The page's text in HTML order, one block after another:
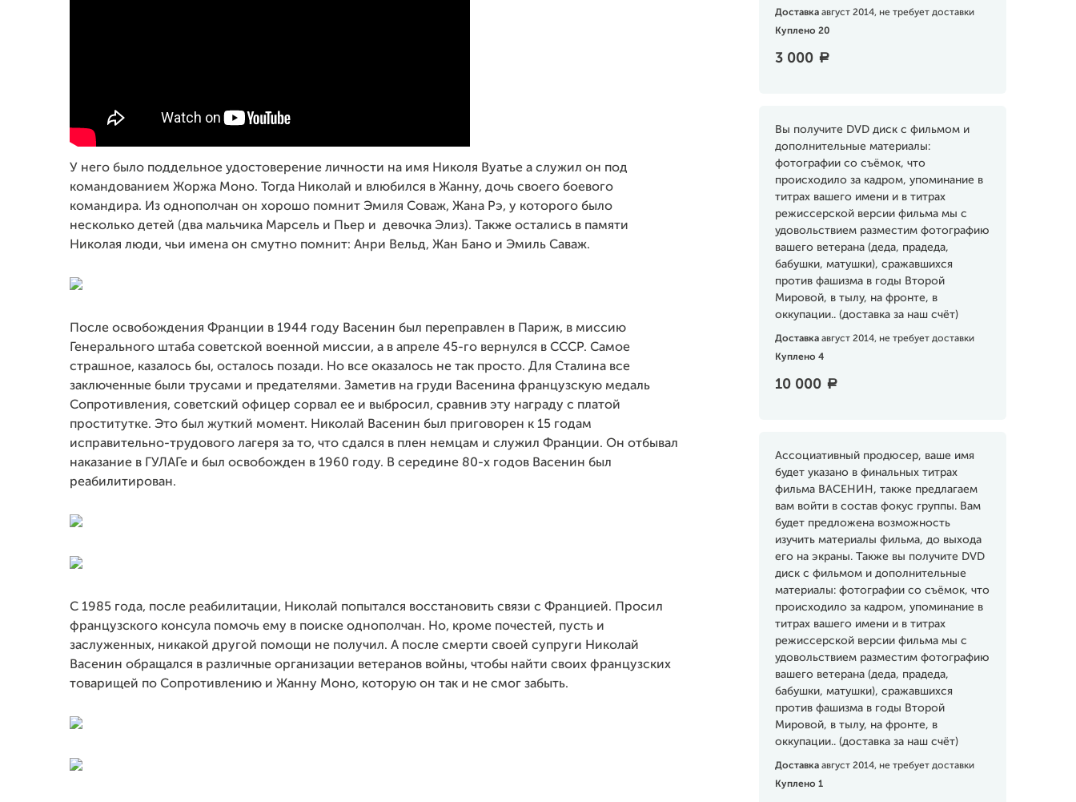
Доставка август 2014, не требует доставки
Куплено 20
3 000 a
Вы получите DVD диск с фильмом и
дополнительные материалы:
фотографии со съёмок, что
происходило за кадром, упоминание в
титрах вашего имени и в титрах
режиссерской версии фильма мы с
удовольствием разместим фотографию
вашего ветерана (деда, прадеда,
бабушки, матушки), сражавшихся
против фашизма в годы Второй
Мировой, в тылу, на фронте, в
оккупации.. (доставка за наш счёт)
Доставка август 2014, не требует доставки
Куплено 4
10 000 a
Ассоциативный продюсер, ваше имя
будет указано в финальных титрах
фильма ВАСЕНИН, также предлагаем
вам войти в состав фокус группы. Вам
будет предложена возможность
изучить материалы фильма, до выхода
его на экраны. Также вы получите DVD
диск с фильмом и дополнительные
материалы: фотографии со съёмок, что
происходило за кадром, упоминание в
титрах вашего имени и в титрах
режиссерской версии фильма мы с
удовольствием разместим фотографию
вашего ветерана (деда, прадеда,
бабушки, матушки), сражавшихся
против фашизма в годы Второй
Мировой, в тылу, на фронте, в
оккупации.. (доставка за наш счёт)
Доставка август 2014, не требует доставки
Куплено 1
У него было поддельное удостоверение личности на имя Николя Вуатье а служил он под
командованием Жоржа Моно. Тогда Николай и влюбился в Жанну, дочь своего боевого
командира. Из однополчан он хорошо помнит Эмиля Соваж, Жана Рэ, у которого было
несколько детей (два мальчика Марсель и Пьер и девочка Элиз). Также остались в памяти
Николая люди, чьи имена он смутно помнит: Анри Вельд, Жан Бано и Эмиль Саваж.
После освобождения Франции в 1944 году Васенин был переправлен в Париж, в миссию
Генерального штаба советской военной миссии, а в апреле 45-го вернулся в СССР. Самое
страшное, казалось бы, осталось позади. Но все оказалось не так просто. Для Сталина все
заключенные были трусами и предателями. Заметив на груди Васенина французскую медаль
Сопротивления, советский офицер сорвал ее и выбросил, сравнив эту награду с платой
проститутке. Это был жуткий момент. Николай Васенин был приговорен к 15 годам
исправительно-трудового лагеря за то, что сдался в плен немцам и служил Франции. Он отбывал
наказание в ГУЛАГе и был освобожден в 1960 году. В середине 80-х годов Васенин был
реабилитирован.
С 1985 года, после реабилитации, Николай попытался восстановить связи с Францией. Просил
французского консула помочь ему в поиске однополчан. Но, кроме почестей, пусть и
заслуженных, никакой другой помощи не получил. А после смерти своей супруги Николай
Васенин обращался в различные организации ветеранов войны, чтобы найти своих французских
товарищей по Сопротивлению и Жанну Моно, которую он так и не смог забыть.